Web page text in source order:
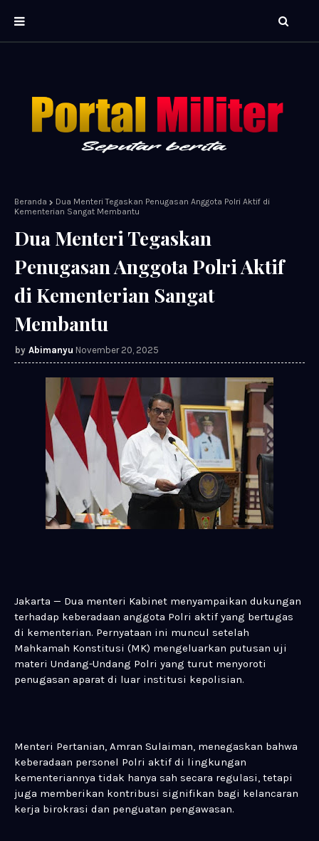
Beranda
Dua Menteri Tegaskan Penugasan Anggota Polri Aktif di
Kementerian Sangat Membantu
Dua Menteri Tegaskan
Penugasan Anggota Polri Aktif
di Kementerian Sangat
Membantu
Abimanyu November 20, 2025
Jakarta — Dua menteri Kabinet menyampaikan dukungan
terhadap keberadaan anggota Polri aktif yang bertugas
di kementerian. Pernyataan ini muncul setelah
Mahkamah Konstitusi (MK) mengeluarkan putusan uji
materi Undang-Undang Polri yang turut menyoroti
penugasan aparat di luar institusi kepolisian.
Menteri Pertanian, Amran Sulaiman, menegaskan bahwa
keberadaan personel Polri aktif di lingkungan
kementeriannya tidak hanya sah secara regulasi, tetapi
juga memberikan kontribusi signifikan bagi kelancaran
kerja birokrasi dan penguatan pengawasan.